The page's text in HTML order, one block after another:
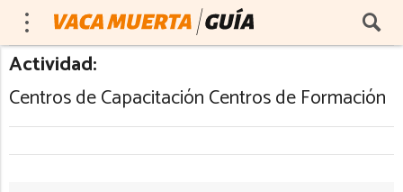
Actividad:
Centros de Capacitación Centros de Formación